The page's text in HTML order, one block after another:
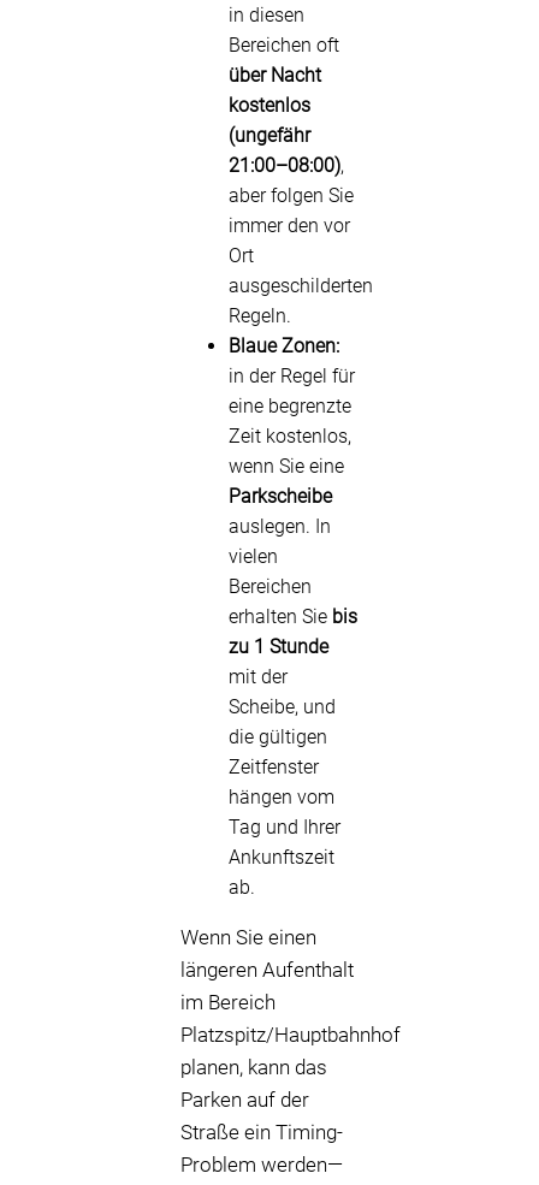
in diesen
Bereichen oft
über Nacht
kostenlos
(ungefähr
21:00–08:00),
aber folgen Sie
immer den vor
Ort
ausgeschilderten
Regeln.
Blaue Zonen:
in der Regel für
eine begrenzte
Zeit kostenlos,
wenn Sie eine
Parkscheibe
auslegen. In
vielen
Bereichen
erhalten Sie bis
zu 1 Stunde
mit der
Scheibe, und
die gültigen
Zeitfenster
hängen vom
Tag und Ihrer
Ankunftszeit
ab.
Wenn Sie einen
längeren Aufenthalt
im Bereich
Platzspitz/Hauptbahnhof
planen, kann das
Parken auf der
Straße ein Timing-
Problem werden—